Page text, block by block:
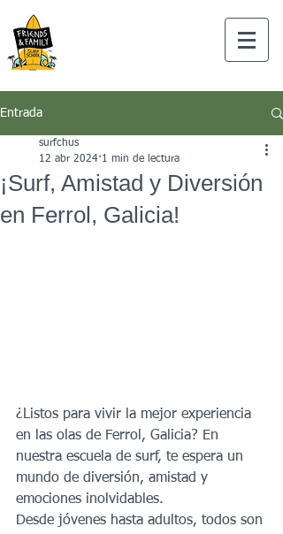
Entrada
¡Surf, Amistad y Diversión
en Ferrol, Galicia!
surfchus
12 abr 2024 1 min de lectura
¿Listos para vivir la mejor experiencia
en las olas de Ferrol, Galicia? En
nuestra escuela de surf, te espera un
mundo de diversión, amistad y
emociones inolvidables.
Desde jóvenes hasta adultos, todos son